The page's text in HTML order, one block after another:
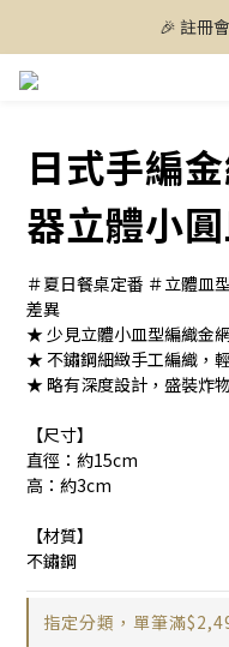
🎉 註冊
日式手編
器立體小
＃夏日餐桌定番 ＃立體皿
差異
★ 少見立體小皿型編織金
★ 不鏽鋼細緻手工編織，
★ 略有深度設計，盛裝炸
【尺寸】
直徑：約15cm
高：約3cm
【材質】
不鏽鋼
指定分類，單筆滿